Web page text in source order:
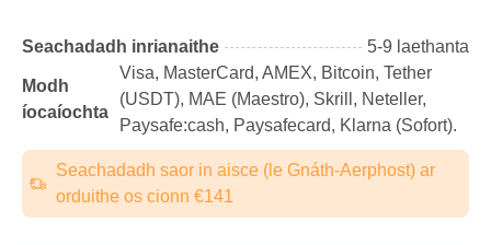
Seachadadh inrianaithe 5-9 laethanta
Modh
íocaíochta
Visa, MasterCard, AMEX, Bitcoin, Tether
(USDТ), MAE (Maestro), Skrill, Neteller,
Paysafe:cash, Paysafecard, Klarna (Sofort).
Seachadadh saor in aisce (le Gnáth-Aerphost) ar
orduithe os cionn €141